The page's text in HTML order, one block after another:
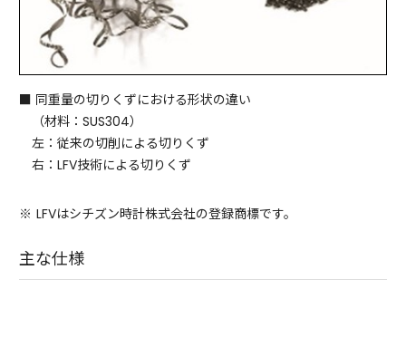
■ 同重量の切りくずにおける形状の違い
（材料：SUS304）
左：従来の切削による切りくず
右：LFV技術による切りくず
※ LFVはシチズン時計株式会社の登録商標です。
主な仕様